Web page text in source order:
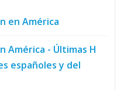
en América
América - Últimas H
españoles y del